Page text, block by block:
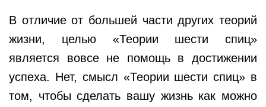
В отличие от большей части других теорий
жизни, целью «Теории шести спиц»
является вовсе не помощь в достижении
успеха. Нет, смысл «Теории шести спиц» в
том, чтобы сделать вашу жизнь как можно